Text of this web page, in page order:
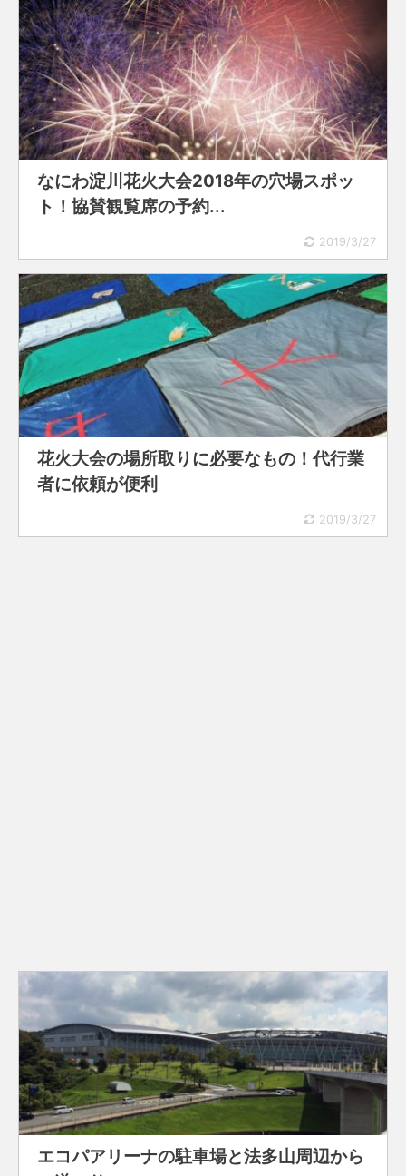
なにわ淀川花火大会2018年の穴場スポッ
ト！協賛観覧席の予約...
2019/3/27
花火大会の場所取りに必要なもの！代行業
者に依頼が便利
2019/3/27
エコパアリーナの駐車場と法多山周辺から